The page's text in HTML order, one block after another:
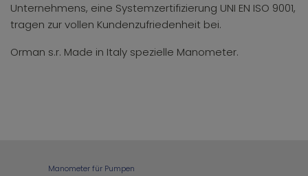
Unternehmens, eine Systemzertifizierung UNI EN ISO 9001,
tragen zur vollen Kundenzufriedenheit bei.
Orman s.r. Made in Italy spezielle Manometer.
Manometer für Pumpen